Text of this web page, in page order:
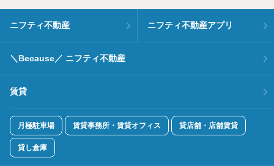
ニフティ不動産 ニフティ不動産アプリ
＼Because／ ニフティ不動産
賃貸
月極駐車場 賃貸事務所・賃貸オフィス 貸店舗・店舗賃貸
貸し倉庫